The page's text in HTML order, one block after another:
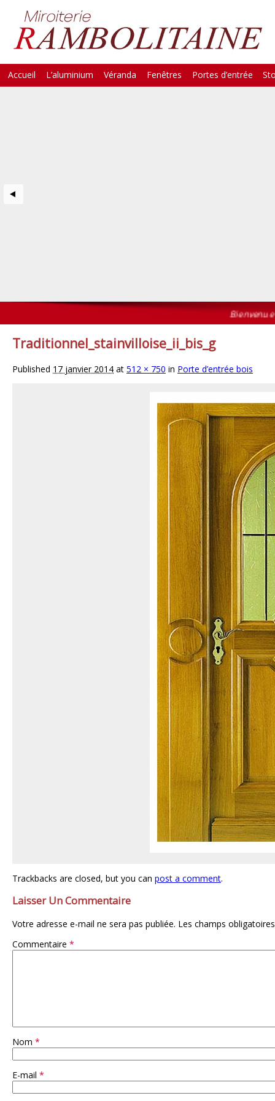
Main Menu
Skip
Accueil L’aluminium Véranda Fenêtres Portes d’entrée
Bienvenue
Traditionnel_stainvilloise_ii_bis_g
Published 17 janvier 2014 at 512 × 750 in Porte d’entrée bois
Trackbacks are closed, but you can post a comment.
Laisser Un Commentaire
Votre adresse e-mail ne sera pas publiée. Les champs
Commentaire *
Nom *
E-mail *